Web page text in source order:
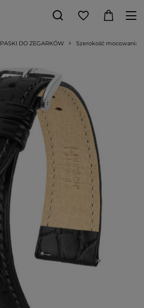
PASKI DO ZEGARKÓW Szerokość mocowania